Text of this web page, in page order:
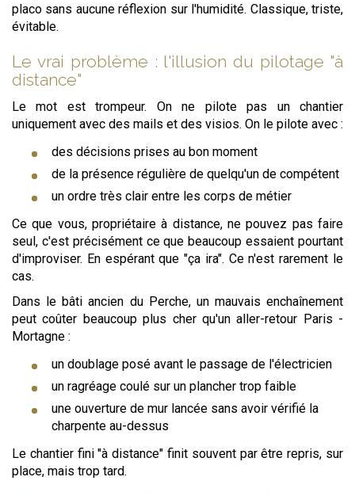
placo sans aucune réflexion sur l'humidité. Classique, triste,
évitable.
Le vrai problème : l'illusion du pilotage "à
distance"
Le mot est trompeur. On ne pilote pas un chantier
uniquement avec des mails et des visios. On le pilote avec :
des décisions prises au bon moment
de la présence régulière de quelqu'un de compétent
un ordre très clair entre les corps de métier
Ce que vous, propriétaire à distance, ne pouvez pas faire
seul, c'est précisément ce que beaucoup essaient pourtant
d'improviser. En espérant que "ça ira". Ce n'est rarement le
cas.
Dans le bâti ancien du Perche, un mauvais enchaînement
peut coûter beaucoup plus cher qu'un aller-retour Paris -
Mortagne :
un doublage posé avant le passage de l'électricien
un ragréage coulé sur un plancher trop faible
une ouverture de mur lancée sans avoir vérifié la
charpente au-dessus
Le chantier fini "à distance" finit souvent par être repris, sur
place, mais trop tard.